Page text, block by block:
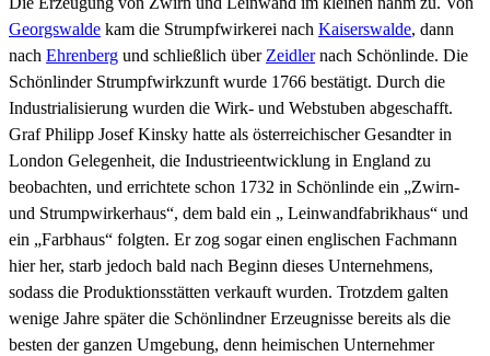
Georgswalde kam die Strumpfwirkerei nach Kaiserswalde, dann
nach Ehrenberg und schließlich über Zeidlernach Schönlinde. Die
Schönlinder Strumpfwirkzunft wurde 1766 bestätigt. Durch die
Industrialisierung wurden die Wirk- und Webstuben abgeschafft.
Graf Philipp Josef Kinsky hatte als österreichischer Gesandter in
London Gelegenheit, die Industrieentwicklung in England zu
beobachten, und errichtete schon 1732 in Schönlinde ein „Zwirn-
und Strumpwirkerhaus“, dem bald ein „ Leinwandfabrikhaus“ und
ein „Farbhaus“ folgten. Er zog sogar einen englischen Fachmann
hier her, starb jedoch bald nach Beginn dieses Unternehmens,
sodass die Produktionsstätten verkauft wurden. Trotzdem galten
wenige Jahre später die Schönlindner Erzeugnisse bereits als die
besten der ganzen Umgebung, denn heimischen Unternehmer